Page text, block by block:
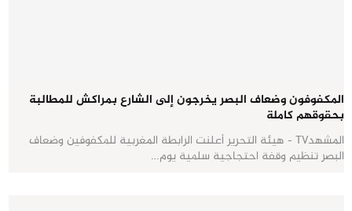
المكفوفون وضعاف البصر يخرجون إلى الشارع بمراكش للمطالبة
بحقوقهم كاملة
المشهدTV - هيئة التحرير أعلنت الرابطة المغربية للمكفوفين وضعاف
البصر تنظيم وقفة احتجاجية سلمية يوم…